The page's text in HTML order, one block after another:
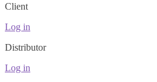
Client
Log in
Distributor
Log in